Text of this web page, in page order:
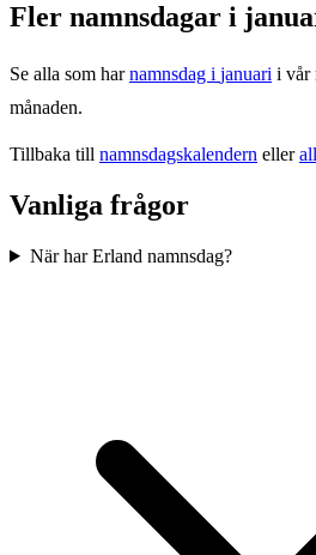
Fler namnsdagar i
Se alla som har namnsdag i januari i vår
månaden.
Tillbaka till namnsdagskalendern eller
Vanliga frågor
När har Erland namnsdag?